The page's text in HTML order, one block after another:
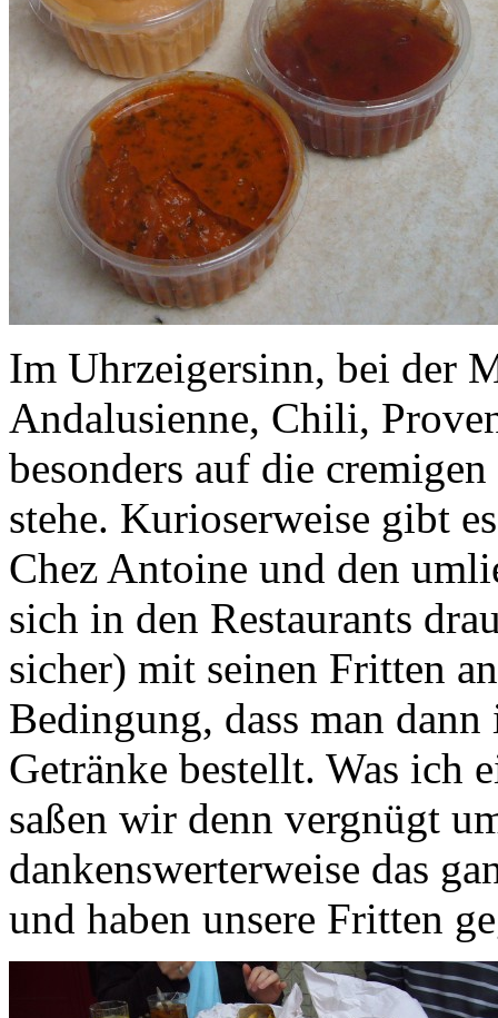
Im Uhrzeigersinn, bei der
Andalusienne, Chili,
besonders auf die
stehe. Kurioserweise gibt
Chez Antoine und den
sich in den Restaurants
sicher) mit seinen Fritten
Bedingung, dass man
Getränke bestellt. Was ich
saßen wir denn vergnügt
dankenswerterweise das
und haben unsere Fritten